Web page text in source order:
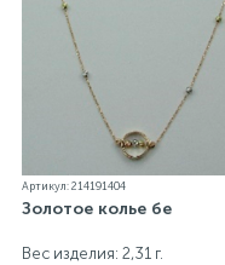
Артикул: 214191404
Золотое колье бе
Вес изделия: 2,31 г.